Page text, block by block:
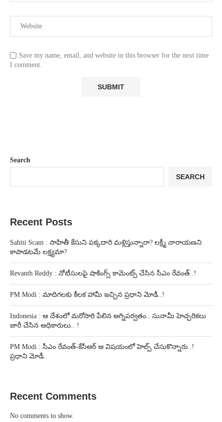
Save my name, email, and website in this browser for the next time
I comment.
Search
SEARCH
Recent Posts
Sahiti Scam : సాహితీ కేసుని పక్కదారి మళ్లిస్తున్నారా? లక్ష్మీ నారాయణని
కాపాడటమే లక్ష్యమా?
Revanth Reddy : నోటీసులపై షాకింగ్స్ కామెంట్స్ చేసిన సీఎం రేవంత్..!
PM Modi : మాదిగలకు కీలక హామీ ఇచ్చిన ప్రధాని మోడీ..!
Indonesia : ఆ దేశంలో మరోసారి పేలిన అగ్నిపర్వతం.. సునామీ హెచ్చరికలు
జారీ చేసిన అధికారులు.. !
PM Modi : సీఎం రేవంత్-కేసీఆర్ ఆ విషయంలో హెల్ప్ చేసుకొన్నారు..!
ప్రధాని మోడీ..
Recent Comments
No comments to show.